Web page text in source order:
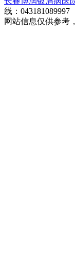
线：043181089997
网站信息仅供参考